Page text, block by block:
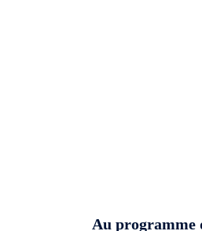
Au programme